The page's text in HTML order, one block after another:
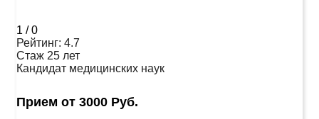
1 /0
Рейтинг: 4.7
Стаж 25 лет
Кандидат медицинских наук
Прием от 3000 Руб.